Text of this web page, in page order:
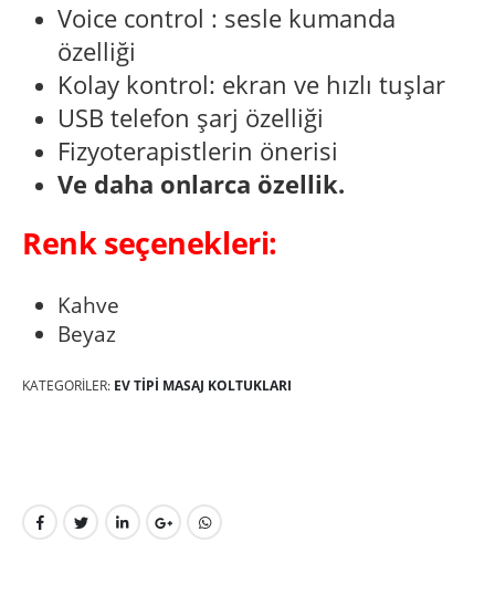
Voice control : sesle kumanda
özelliği
Kolay kontrol: ekran ve hızlı tuşlar
USB telefon şarj özelliği
Fizyoterapistlerin önerisi
Ve daha onlarca özellik.
Renk seçenekleri:
Kahve
Beyaz
KATEGORILER: EV TIPI MASAJ KOLTUKLARI